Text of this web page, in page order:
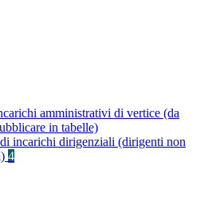
amministrativi di vertice (da
in tabelle)
incarichi dirigenziali (dirigenti non
4